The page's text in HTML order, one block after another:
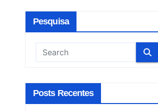
Pesquisa
Posts Recentes